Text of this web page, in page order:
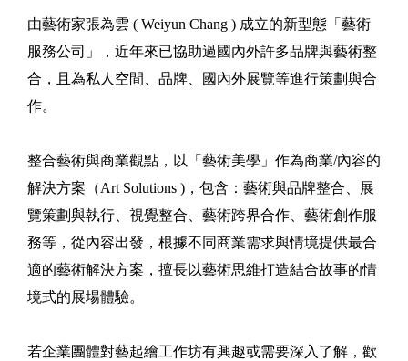
由藝術家張為雲 ( Weiyun Chang ) 成立的新型態「藝術
服務公司」，近年來已協助過國內外許多品牌與藝術整
合，且為私人空間、品牌、國內外展覽等進行策劃與合
作。
整合藝術與商業觀點，以「藝術美學」作為商業/內容的
解決方案（Art Solutions )，包含：藝術與品牌整合、展
覽策劃與執行、視覺整合、藝術跨界合作、藝術創作服
務等，從內容出發，根據不同商業需求與情境提供最合
適的藝術解決方案，擅長以藝術思維打造結合故事的情
境式的展場體驗。
若企業團體對藝起繪工作坊有興趣或需要深入了解，歡